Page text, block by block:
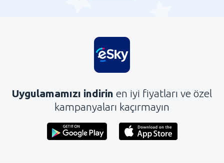
Uygulamamızı indirin en iyi fiyatları ve özel
kampanyaları kaçırmayın